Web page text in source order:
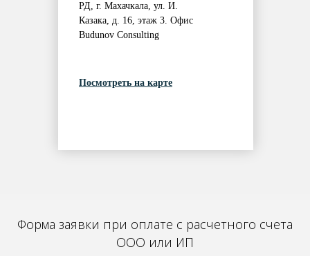
Посмотреть на карте
РД, г. Махачкала, ул. И.
Казака, д. 16, этаж 3. Офис
Budunov Consulting
Форма заявки при оплате с расчетного счета
ООО или ИП